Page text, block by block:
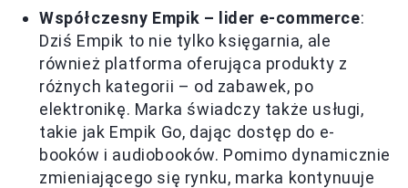
Współczesny Empik – lider e-commerce:
Dziś Empik to nie tylko księgarnia, ale
również platforma oferująca produkty z
różnych kategorii – od zabawek, po
elektronikę. Marka świadczy także usługi,
takie jak Empik Go, dając dostęp do e-
booków i audiobooków. Pomimo dynamicznie
zmieniającego się rynku, marka kontynuuje